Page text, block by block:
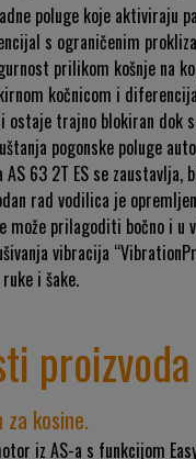
poluge koje aktiviraju
s ograničenim
prilikom košnje na
kočnicom i
ostaje trajno blokiran dok
pogonske poluge
AS 63 2T ES se zaustavlja,
rad vodilica je
može prilagoditi bočno i u
vibracija
i šake.
proizvoda
kosine.
iz AS-a s funkcijom